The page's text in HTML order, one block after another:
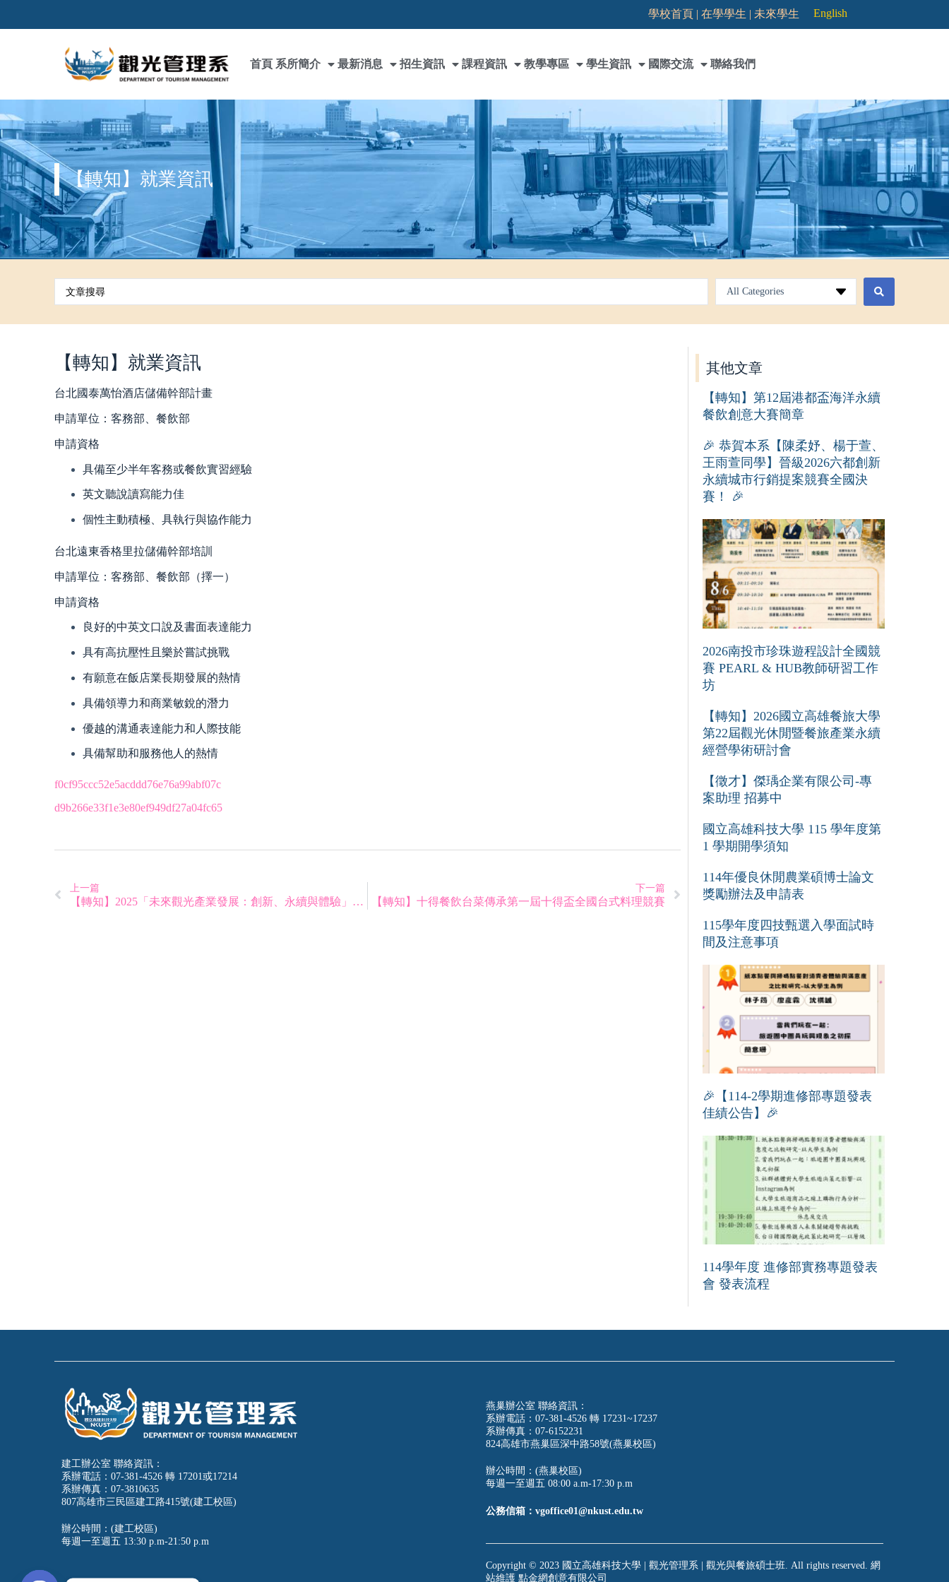
學校首頁 |在學學生 | 未來學生 English
首頁 系所簡介 最新消息 招生資訊 課程資訊 教學專區 學生資訊 國際交流 聯絡我們
【轉知】就業資訊
All Categories
【轉知】就業資訊
台北國泰萬怡酒店儲備幹部計畫
申請單位：客務部、餐飲部
申請資格
具備至少半年客務或餐飲實習經驗
英文聽說讀寫能力佳
個性主動積極、具執行與協作能力
台北遠東香格里拉儲備幹部培訓
申請單位：客務部、餐飲部（擇一）
申請資格
良好的中英文口說及書面表達能力
具有高抗壓性且樂於嘗試挑戰
有願意在飯店業長期發展的熱情
具備領導力和商業敏銳的潛力
優越的溝通表達能力和人際技能
具備幫助和服務他人的熱情
f0cf95ccc52e5acddd76e76a99abf07c
d9b266e33f1e3e80ef949df27a04fc65
上一篇
【轉知】2025「未來觀光產業發展：創新、永續與體驗」國際研討會徵稿
下一篇
【轉知】十得餐飲台菜傳承第一屆十得盃全國台式料理競賽
其他文章
【轉知】第12屆港都盃海洋永續
餐飲創意大賽簡章
🎉 恭賀本系【陳柔妤、楊于萱、
王雨萱同學】晉級2026六都創新
永續城市行銷提案競賽全國決
賽！ 🎉
2026南投市珍珠遊程設計全國競
賽 PEARL & HUB教師研習工作
坊
【轉知】2026國立高雄餐旅大學
第22屆觀光休閒暨餐旅產業永續
經營學術研討會
【徵才】傑瑀企業有限公司-專
案助理 招募中
國立高雄科技大學 115 學年度第
1 學期開學須知
114年優良休閒農業碩博士論文
獎勵辦法及申請表
115學年度四技甄選入學面試時
間及注意事項
🎉【114-2學期進修部專題發表
佳績公告】🎉
114學年度 進修部實務專題發表
會 發表流程
建工辦公室 聯絡資訊：
系辦電話：07-381-4526 轉 17201或17214
系辦傳真：07-3810635
807高雄市三民區建工路415號(建工校區)
辦公時間：(建工校區)
每週一至週五 13:30 p.m-21:50 p.m
燕巢辦公室 聯絡資訊：
系辦電話：07-381-4526 轉 17231~17237
系辦傳真：07-6152231
824高雄市燕巢區深中路58號(燕巢校區)
辦公時間：(燕巢校區)
每週一至週五 08:00 a.m-17:30 p.m
公務信箱：vgoffice01@nkust.edu.tw
Copyright © 2023 國立高雄科技大學 | 觀光管理系 | 觀光與餐旅碩士班. All rights reserved. 網
站維護 點金網創意有限公司